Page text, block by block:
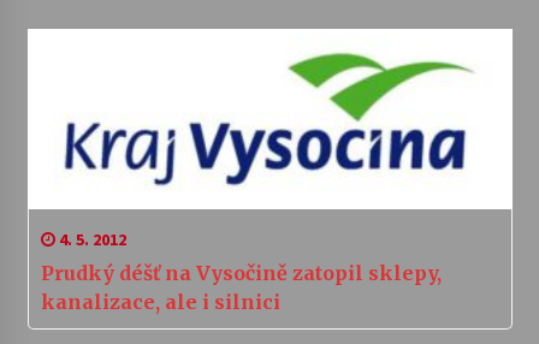
4. 5. 2012
Prudký déšť na Vysočině zatopil sklepy,
kanalizace, ale i silnici